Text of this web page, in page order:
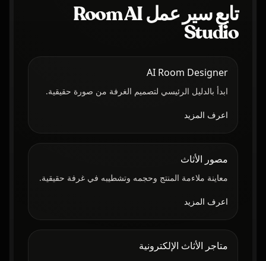
تابع سير عمل Room AI
Studio
AI Room Designer
ابدأ بالدليل الرئيسي لتصميم الغرفة من صورة حقيقية.
اعرف المزيد
مصور الأثاث
معاينة ملاءمة المنتج وحجمه وتشطيبه في غرفة حقيقية.
اعرف المزيد
متاجر الأثاث الإلكترونية